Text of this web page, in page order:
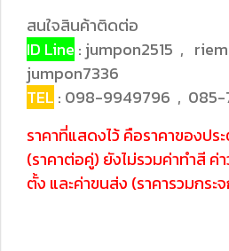
สนใจสินค้าติดต่อ
ID Line : jumpon2515 ,
jumpon7336
TEL : 098-9949796 , 085-
ราคาที่แสดงไว้ คือราคาของป
(ราคาต่อคู่) ยังไม่รวมค่าทำสี
ตั้ง และค่าขนส่ง (ราคารวมกระ